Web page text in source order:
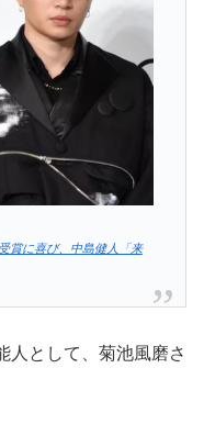
賞に喜び、中島健人「来
人として、菊池風磨さ